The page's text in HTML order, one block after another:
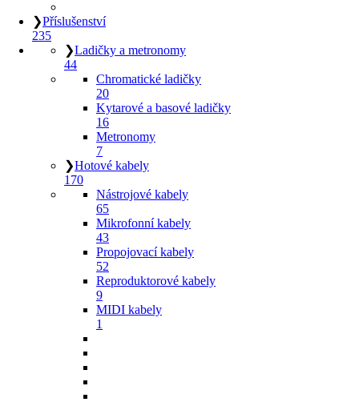
❯Příslušenství
235
❯Ladičky a metronomy
44
Chromatické ladičky
20
Kytarové a basové ladičky
16
Metronomy
7
❯Hotové kabely
170
Nástrojové kabely
65
Mikrofonní kabely
43
Propojovací kabely
52
Reproduktorové kabely
9
MIDI kabely
1